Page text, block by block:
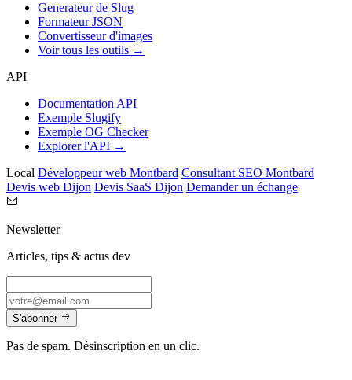
Generateur de Slug
Formateur JSON
Convertisseur d'images
Voir tous les outils →
API
Documentation API
Exemple Slugify
Exemple OG Checker
Explorer l'API →
Local Développeur web Montbard Consultant SEO Montbard
Devis web Dijon Devis SaaS Dijon Demander un échange
Newsletter
Articles, tips & actus dev
S'abonner
Pas de spam. Désinscription en un clic.